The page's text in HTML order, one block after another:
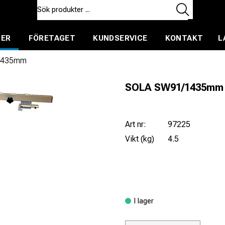
FÖRETAGET KUNDSERVICE KONTAKT
SOLA SW91/1435mm
Art nr:
97225
Vikt (kg)
4.5
I lager